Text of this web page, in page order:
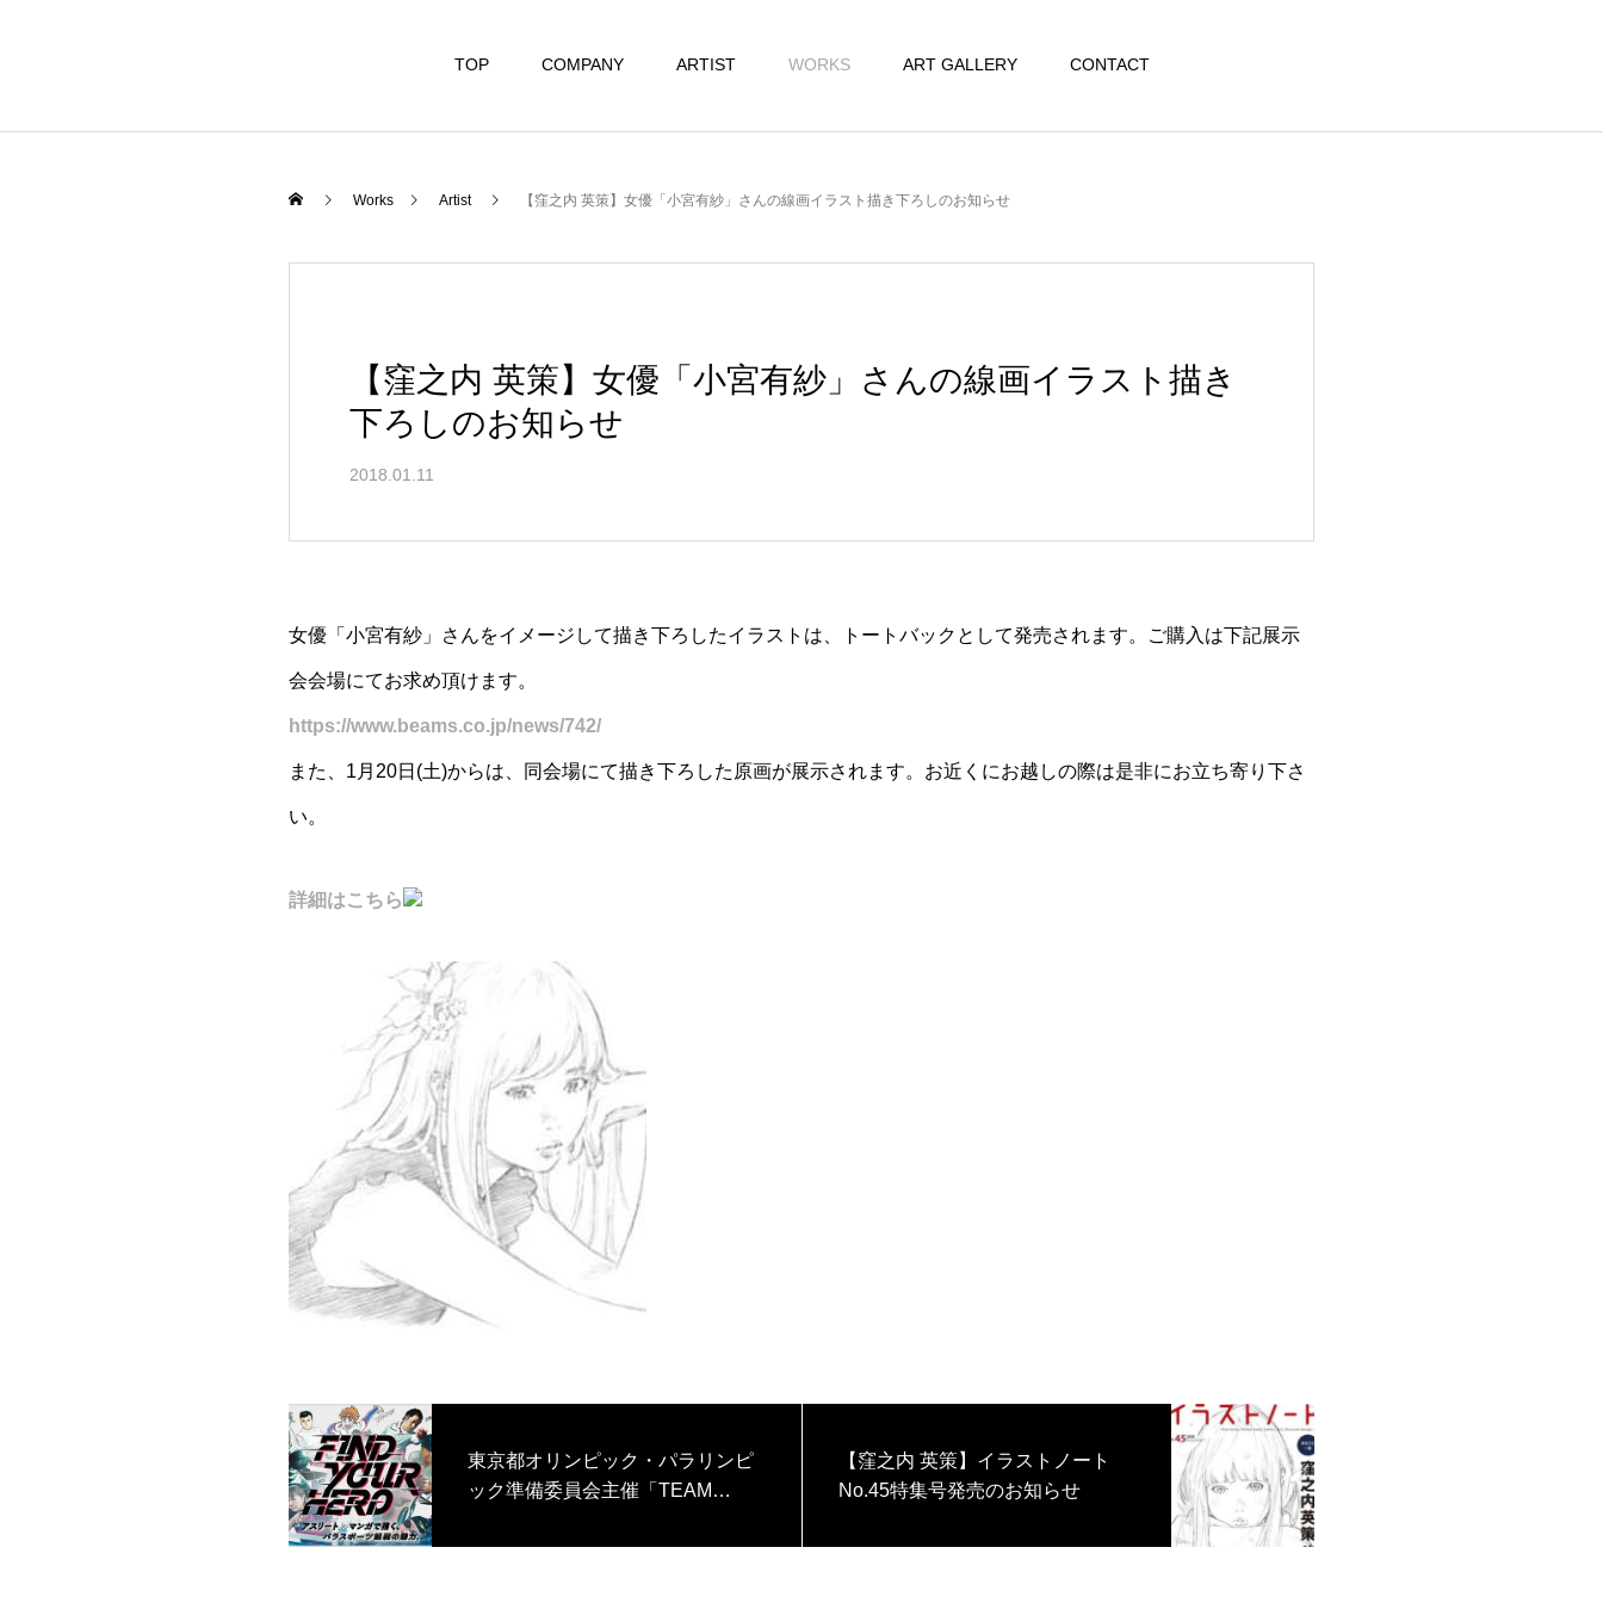
TOP COMPANY ARTIST WORKS ART GALLERY CONTACT
Works Artist 【窪之内 英策】女優「小宮有紗」さんの線画イラスト描き下ろしのお知らせ
【窪之内 英策】女優「小宮有紗」さんの線画イラスト描き
下ろしのお知らせ
2018.01.11
女優「小宮有紗」さんをイメージして描き下ろしたイラストは、トートバックとして発売されます。ご購入は下記展示
会会場にてお求め頂けます。
https://www.beams.co.jp/news/742/
また、1月20日(土)からは、同会場にて描き下ろした原画が展示されます。お近くにお越しの際は是非にお立ち寄り下さ
い。
詳細はこちら
東京都オリンピック・パラリンピ
ック準備委員会主催「TEAM
ト・進行管理を手がけました
【窪之内 英策】イラストノート
No.45特集号発売のお知らせ